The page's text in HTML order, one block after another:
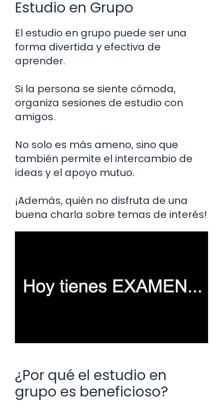
Estudio en Grupo
El estudio en grupo puede ser una
forma divertida y efectiva de
aprender.
Si la persona se siente cómoda,
organiza sesiones de estudio con
amigos.
No solo es más ameno, sino que
también permite el intercambio de
ideas y el apoyo mutuo.
¡Además, quién no disfruta de una
buena charla sobre temas de interés!
¿Por qué el estudio en
grupo es beneficioso?